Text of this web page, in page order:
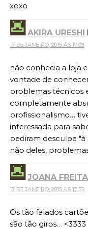
xoxo
AKIRA URESHI
17 DE JANEIRO, 2015 ÀS 17:09
não conhecia a loja
vontade de
problemas técnicos
completamente
profissionalismo…
interessada para
pediram desculpa "à
não deles,
JOANA
17 DE JANEIRO, 2015 ÀS 17:35
Os tão falados
são tão giros… <3333